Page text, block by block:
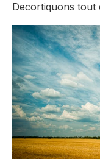
Decortiquons tout